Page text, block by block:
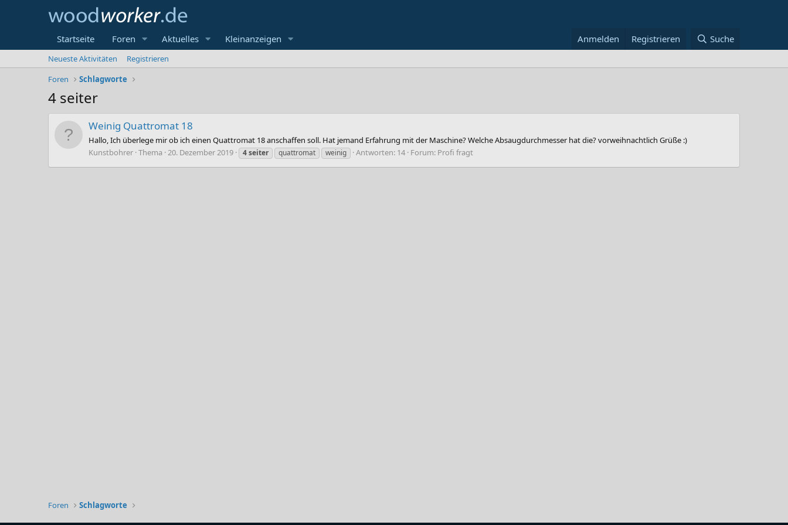
Startseite Foren Aktuelles Kleinanzeigen Anmelden Registrieren Suche
Neueste Aktivitäten
Registrieren
Foren
Schlagworte
4 seiter
Weinig Quattromat 18
Hallo, Ich überlege mir ob ich einen Quattromat 18 anschaffen soll. Hat jemand Erfahrung mit der Maschine? Welche Absaugdurchmesser hat die? vorweihnachtlich Grüße :)
Kunstbohrer Thema 20. Dezember 2019 4seiter quattromat weinig Antworten: 14 Forum: Profi fragt
Foren Schlagworte